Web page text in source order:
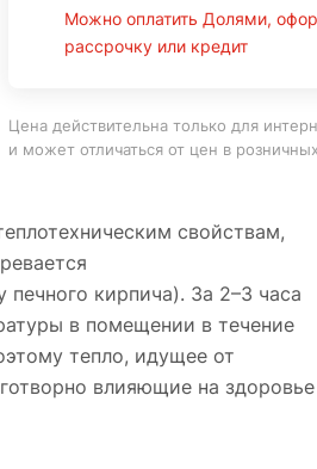
Можно оплатить Долями,
рассрочку или кредит
Цена действительна только для
и может отличаться от цен в
свойствам,
кирпича). За 2–3 часа
в помещении в течение
тепло, идущее от
влияющие на здоровье